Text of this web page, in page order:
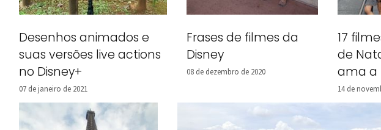
Desenhos animados e
suas versões live actions
no Disney+
07 de janeiro de 2021
Frases de filmes da
Disney
08 de dezembro de 2020
17
de
ama a
14 de